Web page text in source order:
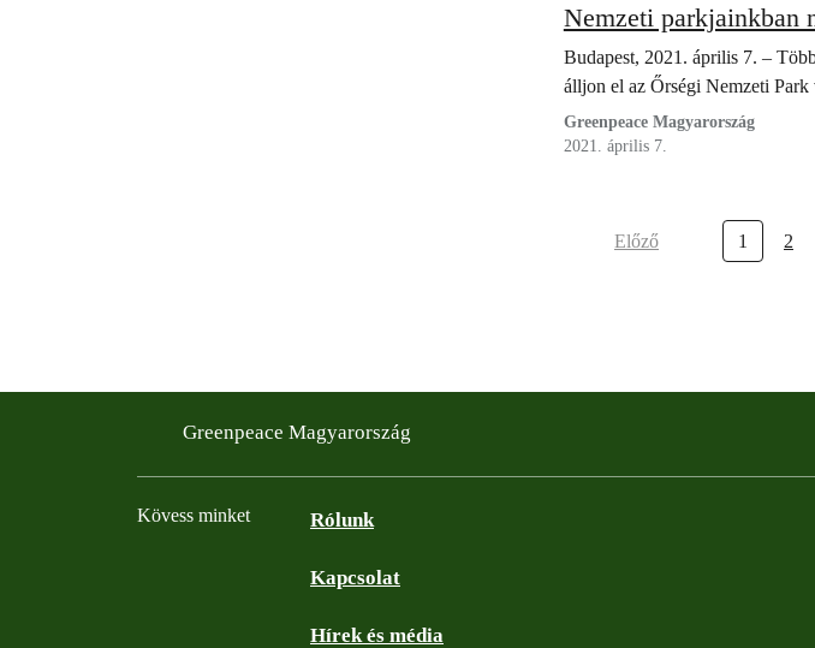
Nemzeti parkjainkban
Budapest, 2021. április 7. –
álljon el az Őrségi Nemzeti
Greenpeace Magyarország
2021. április 7.
Előző 1 2
Greenpeace Magyarország
Kövess minket Rólunk
Kapcsolat
Hírek és média